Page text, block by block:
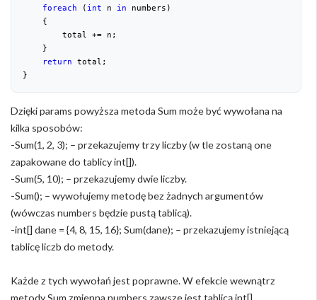
foreach ( int n in numbers)
    {
        total += n;
    }
return total;
}
Dzięki params powyższa metoda Sum może być wywołana na
kilka sposobów:
-Sum(1, 2, 3); – przekazujemy trzy liczby (w tle zostaną one
zapakowane do tablicy int[]).
-Sum(5, 10); – przekazujemy dwie liczby.
-Sum(); – wywołujemy metodę bez żadnych argumentów
(wówczas numbers będzie pustą tablicą).
-int[] dane = {4, 8, 15, 16}; Sum(dane); – przekazujemy istniejącą
tablicę liczb do metody.
Każde z tych wywołań jest poprawne. W efekcie wewnątrz